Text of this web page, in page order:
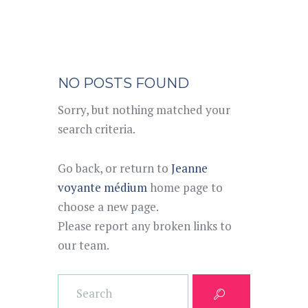
NO POSTS FOUND
Sorry, but nothing matched your
search criteria.
Go back, or return to Jeanne
voyante médium home page to
choose a new page.
Please report any broken links to
our team.